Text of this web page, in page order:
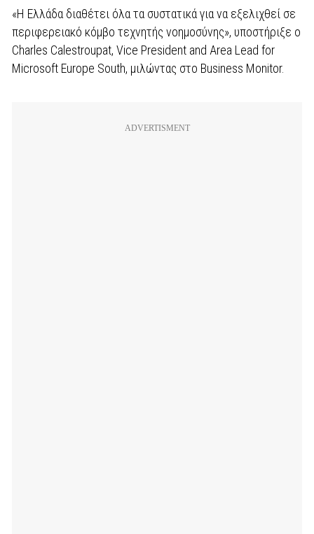
«Η Ελλάδα διαθέτει όλα τα συστατικά για να εξελιχθεί σε
περιφερειακό κόμβο τεχνητής νοημοσύνης», υποστήριξε ο
Charles Calestroupat, Vice President and Area Lead for
Microsoft Europe South, μιλώντας στο Business Monitor.